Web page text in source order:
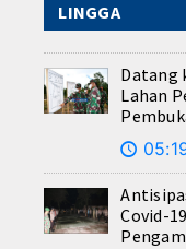
LINGGA
Datang
Lahan
🕔
Covid-